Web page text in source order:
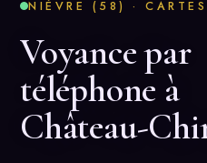
NIÈVRE (58) ·
Voyance par
téléphone à
Château-